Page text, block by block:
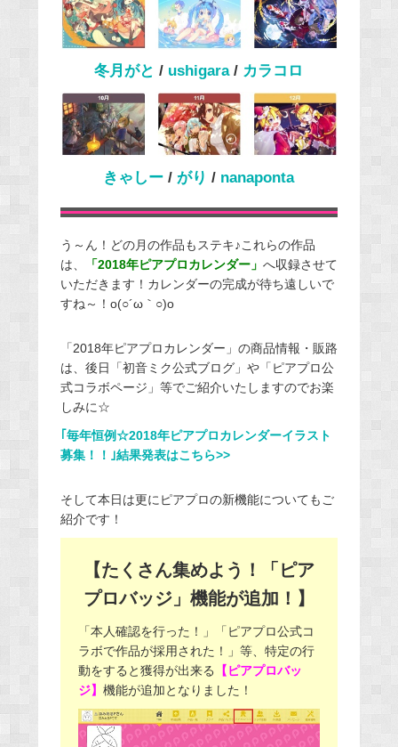
冬月がと / ushigara/ カラコロ
きゃしー /がり / nanaponta
う～ん！どの月の作品もステキ♪これらの作品
は、
「2018年ピアプロカレンダー」 へ収録させて
いただきます！カレンダーの完成が待ち遠しいで
すね～！o(○´ω｀○)o
「2018年ピアプロカレンダー」の商品情報・販路
は、後日「初音ミク公式ブログ」や「ピアプロ公
式コラボページ」等でご紹介いたしますのでお楽
しみに☆
｢毎年恒例☆2018年ピアプロカレンダーイラスト
募集！！｣結果発表はこちら>>
そして本日は更にピアプロの新機能についてもご
紹介です！
【たくさん集めよう！「ピア
プロバッジ」機能が追加！】
「本人確認を行った！」「ピアプロ公式コ
ラボで作品が採用された！」等、特定の行
動をすると獲得が出来る 【ピアプロバッ
ジ】 機能が追加となりました！